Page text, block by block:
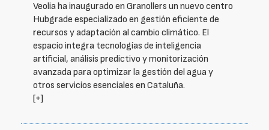
Veolia ha inaugurado en Granollers un nuevo centro
Hubgrade especializado en gestión eficiente de
recursos y adaptación al cambio climático. El
espacio integra tecnologías de inteligencia
artificial, análisis predictivo y monitorización
avanzada para optimizar la gestión del agua y
otros servicios esenciales en Cataluña.
[+]